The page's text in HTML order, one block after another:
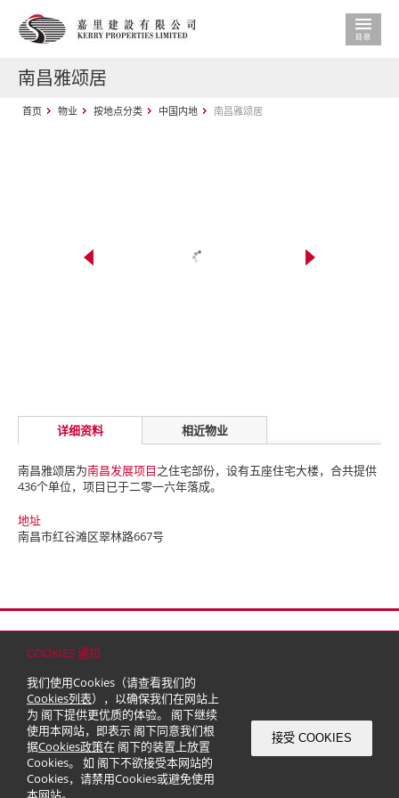
COOKIES 通知
我们使用Cookies（请查看我们的
Cookies列表），以确保我们在网站上
为 阁下提供更优质的体验。 阁下继续
使用本网站，即表示 阁下同意我们根
据Cookies政策在 阁下的装置上放置
Cookies。 如 阁下不欲接受本网站的
Cookies，请禁用Cookies或避免使用
本网站。
接受 COOKIES
南昌雅颂居
首页 物业 按地点分类 中国内地 南昌雅颂居
详细资料 相近物业
南昌雅颂居为南昌发展项目之住宅部份，设有五座住宅大楼，合共提供
436个单位，项目已于二零一六年落成。
地址
南昌市红谷滩区翠林路667号
© 2026 嘉里建设有限公司 (于百慕达注册成立之有限公司)